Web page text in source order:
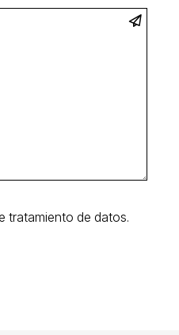
tratamiento de datos.